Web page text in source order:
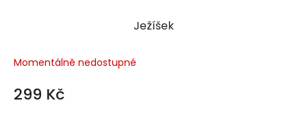
Ježíšek
Momentálně nedostupné
299 Kč